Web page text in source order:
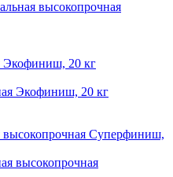
Экофиниш, 20 кг
Суперфиниш,